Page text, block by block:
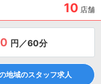
10 店舗
円／60分
地域のスタッフ求人